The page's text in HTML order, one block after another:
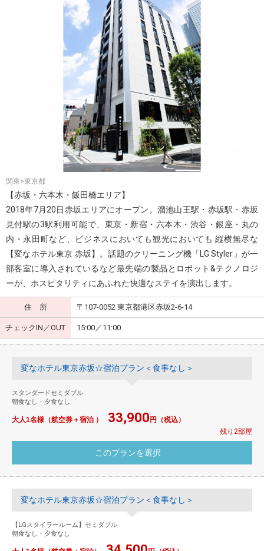
関東>東京都
【赤坂・六本木・飯田橋エリア】
2018年7月20日赤坂エリアにオープン。溜池山王駅・赤坂駅・赤坂
見付駅の3駅利用可能で、東京・新宿・六本木・渋谷・銀座・丸の
内・永田町など、ビジネスにおいても観光においても 縦横無尽な
【変なホテル東京 赤坂】。話題のクリーニング機「LG Styler」が一
部客室に導入されているなど最先端の製品とロボット&テクノロジ
ーが、ホスピタリティにあふれた快適なステイを演出します。
住 所 〒107-0052 東京都港区赤坂2-6-14
チェックIN／OUT 15:00／11:00
変なホテル東京赤坂☆宿泊プラン＜食事なし＞
スタンダードセミダブル
朝食なし・夕食なし
大人1名様（航空券＋宿泊 ） 33,900円（税込）
残り2部屋
変なホテル東京赤坂☆宿泊プラン＜食事なし＞
【LGスタイラールーム】セミダブル
朝食なし・夕食なし